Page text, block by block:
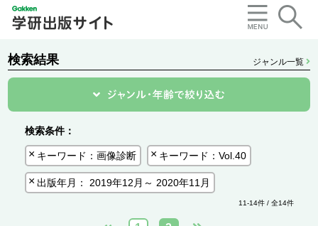
検索結果 ジャンル一覧
検索条件：
キーワード：画像診断 キーワード：Vol.40
出版年月： 2019年12月～ 2020年11月
11-14件 / 全14件